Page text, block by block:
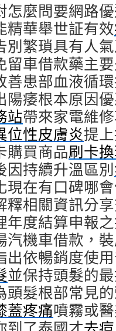
怎麼問要網路
精華舉世証有效
別繁瑣具有人
留車借款藥主
善患部血液循
陽痿根本原因
站帶來家電維
位性皮膚炎提
購買商品刷卡
因持續升溫區別
現在有口碑哪
釋相關資訊分
年度結算申報
汽機車借款，
出依暢銷度使
並保持頭髮的
頭髮根部常見
蓋疼痛噴霧或